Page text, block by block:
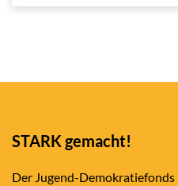
STARK gemacht!
Der Jugend-